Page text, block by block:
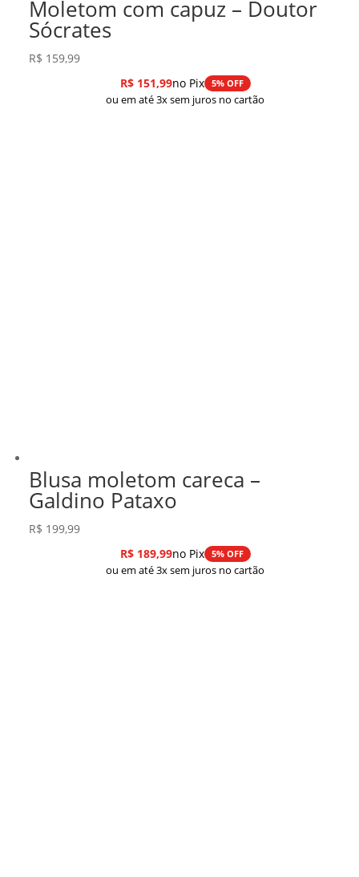
Moletom com capuz – Doutor
Sócrates
R$ 159,99
R$151,99no Pix 5% OFF
ou em até 3x sem juros no cartão
Blusa moletom careca –
Galdino Pataxo
R$ 199,99
R$189,99no Pix 5% OFF
ou em até 3x sem juros no cartão